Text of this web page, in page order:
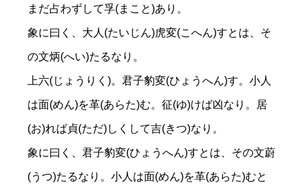
まだ占わずして孚(まこと)あり。
象に曰く、大人(たいじん)虎変(こへん)すとは、そ
の文炳(へい)たるなり。
上六(じょうりく)。君子豹変(ひょうへん)す。小人
は面(めん)を革(あらた)む。征(ゆ)けば凶なり。居
(お)れば貞(ただ)しくして吉(きつ)なり。
象に曰く、君子豹変(ひょうへん)すとは、その文蔚
(うつ)たるなり。小人は面(めん)を革(あらた)むと